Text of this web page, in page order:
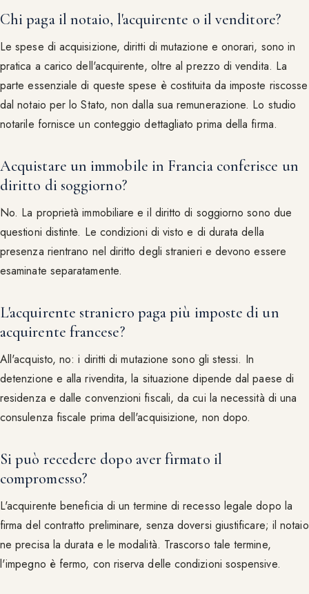
Chi paga il notaio, l'acquirente o il venditore?
Le spese di acquisizione, diritti di mutazione e onorari, sono in
pratica a carico dell'acquirente, oltre al prezzo di vendita. La
parte essenziale di queste spese è costituita da imposte riscosse
dal notaio per lo Stato, non dalla sua remunerazione. Lo studio
notarile fornisce un conteggio dettagliato prima della firma.
Acquistare un immobile in Francia conferisce un
diritto di soggiorno?
No. La proprietà immobiliare e il diritto di soggiorno sono due
questioni distinte. Le condizioni di visto e di durata della
presenza rientrano nel diritto degli stranieri e devono essere
esaminate separatamente.
L'acquirente straniero paga più imposte di un
acquirente francese?
All'acquisto, no: i diritti di mutazione sono gli stessi. In
detenzione e alla rivendita, la situazione dipende dal paese di
residenza e dalle convenzioni fiscali, da cui la necessità di una
consulenza fiscale prima dell'acquisizione, non dopo.
Si può recedere dopo aver firmato il
compromesso?
L'acquirente beneficia di un termine di recesso legale dopo la
firma del contratto preliminare, senza doversi giustificare; il notaio
ne precisa la durata e le modalità. Trascorso tale termine,
l'impegno è fermo, con riserva delle condizioni sospensive.